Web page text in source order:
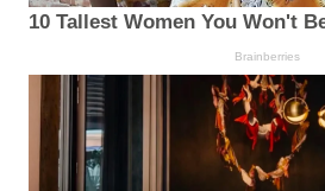
10 Tallest Women You Won't
Brainberries